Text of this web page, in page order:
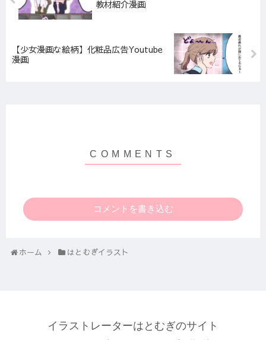
教材紹介漫画
【少女漫画な絵柄】化粧品広告Youtube
漫画
コメントを書き込む
ホーム はとむぎイラスト
イラストレーターはとむぎのサイト